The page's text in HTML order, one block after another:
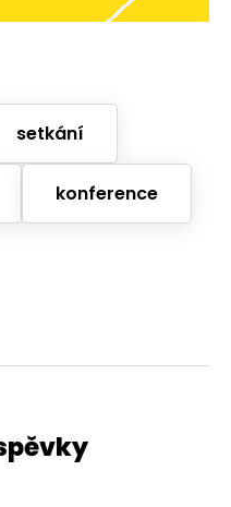
setkání
konference